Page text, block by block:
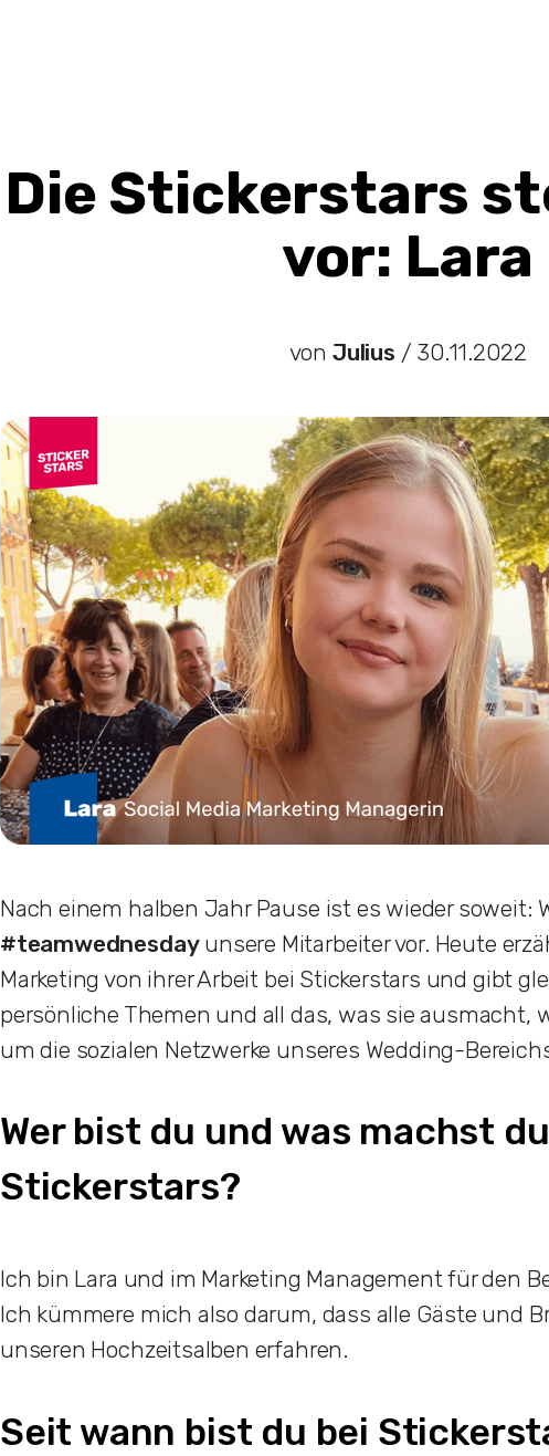
Die Stickerstars
vor: Lara
von Julius / 30.11.2022
Nach einem halben Jahr Pause ist es wieder soweit:
#teamwednesdayunsere Mitarbeiter vor. Heute
Marketing von ihrer Arbeit bei Stickerstars und gibt
persönliche Themen und all das, was sie ausmacht,
um die sozialen Netzwerke unseres Wedding-
Wer bist du und was machst
Stickerstars?
Ich bin Lara und im Marketing Management für den
Ich kümmere mich also darum, dass alle Gäste und
unseren Hochzeitsalben erfahren.
Seit wann bist du bei